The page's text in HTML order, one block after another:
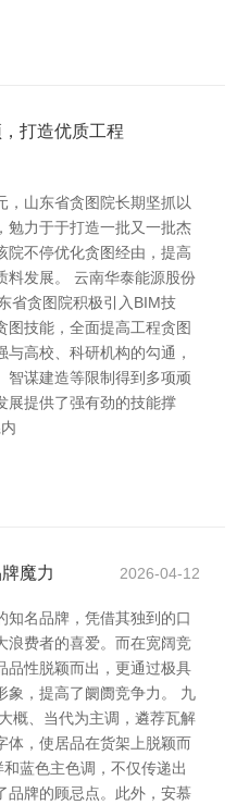
打造优质工程
，山东省贪图院长期坚抓以
勉力于于打造一批又一批杰
院不停优化贪图经由，提高
料发展。 云南华泰能源股份
省贪图院积极引入BIM技
图技能，全面提高工程贪图
高校、科研机构的勾通，
智谋建造等限制得到多项顽
展提供了强有劲的技能撑
魔力 2026-04-12
知名品牌，凭借其独到的口
浪费者的喜爱。而在宽阔竞
品性脱颖而出，更通过极具
象，提高了阛阓竞争力。 九
概、当代为主调，遴荐瓦解
体，使居品在货架上脱颖而
蓝色主色调，不仅传递出
品牌的顾忌点。此外，安慕